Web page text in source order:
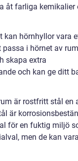
åt farliga kemikalier
kan hörnhyllor vara
i hörnet av
skapa extra
och kan ge ditt
är rostfritt stål en
är
för en fuktig miljö
men de kan